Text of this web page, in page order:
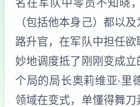
（包括他本身己）都以
路升官，在军队中担任
妙地调度抵了刚刚变成
个局的局长奥莉维亚·里
领域在变式，单懂得舞